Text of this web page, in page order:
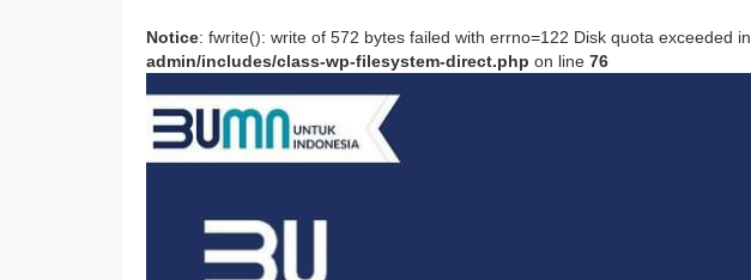
Notice: fwrite(): write of 572 bytes failed with errno=122 Disk quota exceeded in
admin/includes/class-wp-filesystem-direct.php on line 76